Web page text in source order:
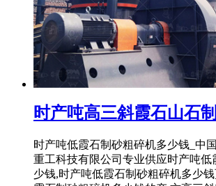
时产吨高三斜霞石山石
时产吨低霞石制砂粗碎机多少钱_中
重工科技有限公司专业供应时产吨低
少钱,时产吨低霞石制砂粗碎机多少